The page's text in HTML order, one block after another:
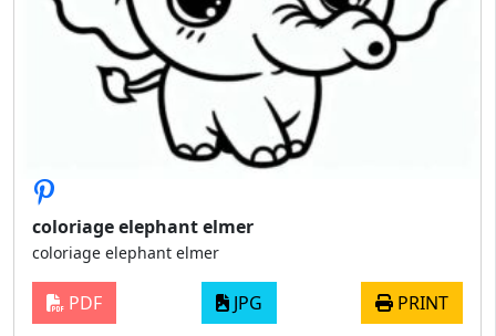
coloriage elephant elmer
coloriage elephant elmer
PDF JPG PRINT